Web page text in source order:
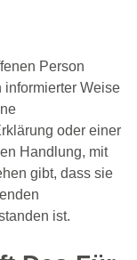
Person
Weise
oder einer
Handlung, mit
gibt, dass sie
ist.